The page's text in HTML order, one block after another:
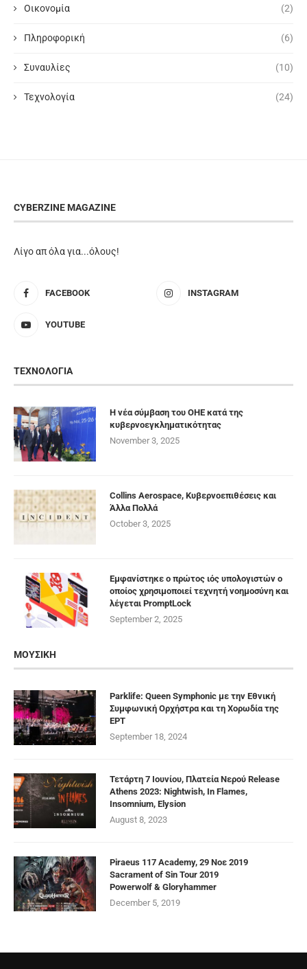
Οικονομία (2)
Πληροφορική (6)
Συναυλίες (10)
Τεχνολογία (24)
CYBERZINE MAGAZINE
Λίγο απ όλα για...όλους!
FACEBOOK INSTAGRAM
YOUTUBE
ΤΕΧΝΟΛΟΓΙΑ
Η νέα σύμβαση του ΟΗΕ κατά της
κυβερνοεγκληματικότητας
November 3, 2025
Collins Aerospace, Κυβερνοεπιθέσεις και
Άλλα Πολλά
October 3, 2025
Εμφανίστηκε ο πρώτος ιός υπολογιστών ο
οποίος χρησιμοποιεί τεχνητή νοημοσύνη και
λέγεται PromptLock
September 2, 2025
ΜΟΥΣΙΚΗ
Parklife: Queen Symphonic με την Εθνική
Συμφωνική Ορχήστρα και τη Χορωδία της
ΕΡΤ
September 18, 2024
Τετάρτη 7 Ιουνίου, Πλατεία Νερού Release
Athens 2023: Nightwish, In Flames,
Insomnium, Elysion
August 8, 2023
Piraeus 117 Academy, 29 Νοε 2019
Sacrament of Sin Tour 2019
Powerwolf & Gloryhammer
December 5, 2019